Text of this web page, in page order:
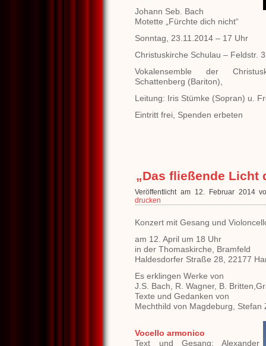
Johann Seb. Bach
Motette „Fürchte dich nicht“
Sonntag, 23.11.2014 – 17 Uhr
Christuskirche Schulau – Feldstr.
Vokalensemble der
Schattenberg (Bariton),
Leitung: Iris Stümke (Sopran) u.
Eintritt frei, Spenden erbeten
„Das fließende Licht
Veröffentlicht am 12. Februar 2014
drucken
Konzert mit Gesang und
am 12. April um 18 Uhr
in der Thomaskirche, Bramfeld
Haldesdorfer Straße 28, 22177
Es erklingen Werke von
J.S. Bach, R. Wagner, B.
Texte und Gedanken von
Mechthild von Magdeburg, Stefan
Vocello armonico
Text und Gesang: Alexander